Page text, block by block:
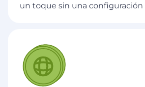
un toque sin una configuración